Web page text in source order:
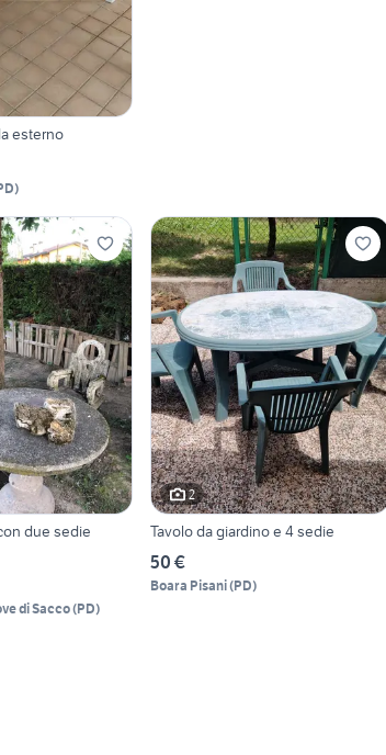
esterno
)
due sedie
di Sacco(PD)
2
Tavolo da giardino e 4 sedie
50 €
Boara Pisani(PD)